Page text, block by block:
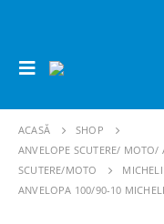
ACASĂ
SHOP
ANVELOPE SCUTERE/ MOTO/
SCUTERE/MOTO
ANVELOPA 100/90-10